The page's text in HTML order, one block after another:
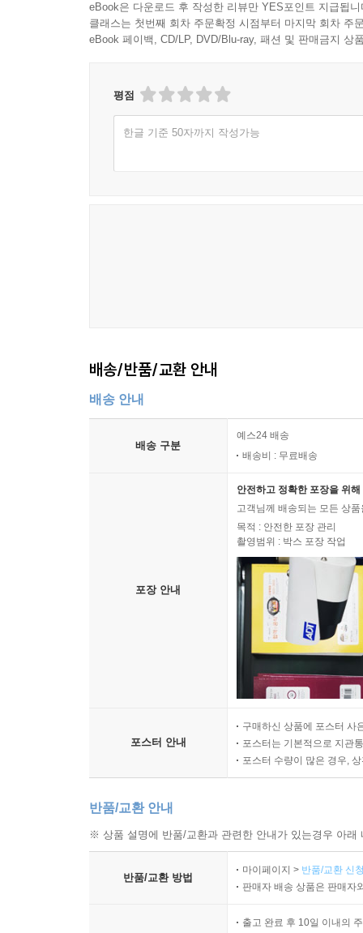
eBook은 다운로드 후 작성한 리뷰만 YES포인트 지급됩니
클래스는 첫번째 회차 주문확정 시점부터 마지막 회차 주
eBook 페이백, CD/LP, DVD/Blu-ray, 패션 및 판매금지 상
평점
한글 기준 50자까지 작성가능
배송/반품/교환 안내
배송 안내
배송 구분
예스24 배송
배송비 : 무료배송
포장 안내
안전하고 정확한 포장을 위
고객님께 배송되는 모든 상
목적 : 안전한 포장 관리
촬영범위 : 박스 포장 작업
포스터 안내
구매하신 상품에 포스터 사
포스터는 기본적으로 지관
포스터 수량이 많은 경우,
반품/교환 안내
※ 상품 설명에 반품/교환과 관련한 안내가 있는경우 아
반품/교환 방법
마이페이지 > 반품/교환 신
판매자 배송 상품은 판매자
출고 완료 후 10일 이내의